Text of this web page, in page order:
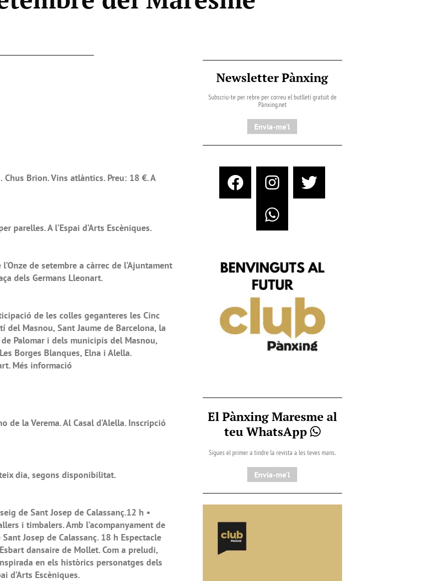
Brion. Vins atlàntics. Preu: 18 €. A
parelles. A l’Espai d’Arts Escèniques.
de setembre a càrrec de l’Ajuntament
dels Germans Lleonart.
de les colles geganteres les Cinc
del Masnou, Sant Jaume de Barcelona, la
Palomar i dels municipis del Masnou,
Borges Blanques, Elna i Alella.
Més informació
de la Verema. Al Casal d’Alella. Inscripció
dia, segons disponibilitat.
de Sant Josep de Calassanç.12 h •
i timbalers. Amb l’acompanyament de
Josep de Calassanç. 18 h Espectacle
dansaire de Mollet. Com a preludi,
en els històrics personatges dels
d’Arts Escèniques.
Newsletter Pànxing
Subscriu-te per rebre per correu el butlletí gratuït de
Pànxing.net​
Envia-me'l
El Pànxing Maresme al
teu WhatsApp
Sigues el primer a tindre la revista a les teves mans.
Envia-me'l